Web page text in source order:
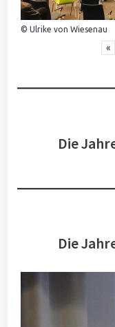
© Ulrike von Wiesenau
«
Die
Die